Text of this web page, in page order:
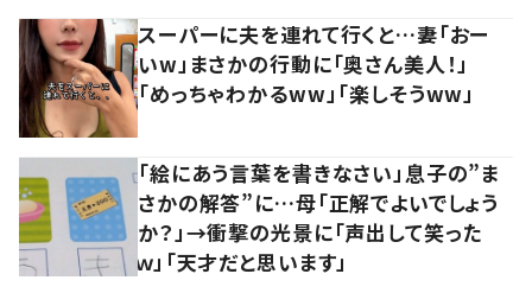
スーパーに夫を連れて行くと…妻「おー
いw」まさかの行動に「奥さん美人！」
「めっちゃわかるww」「楽しそうww」
「絵にあう言葉を書きなさい」息子の”ま
さかの解答”に…母「正解でよいでしょう
か？」→衝撃の光景に「声出して笑った
ｗ」「天才だと思います」